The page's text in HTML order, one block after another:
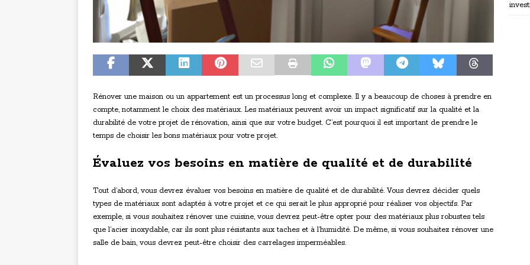
Rénover une maison ou un appartement est un processus long et complexe. Il y a beaucoup de choses à prendre en
compte, notamment le choix des matériaux. Les matériaux peuvent avoir un impact significatif sur la qualité et la
durabilité de votre projet de rénovation, ainsi que sur votre budget. C’est pourquoi il est important de prendre le
temps de choisir les bons matériaux pour votre projet.
Évaluez vos besoins en matière de qualité et de durabilité
Tout d’abord, vous devrez évaluer vos besoins en matière de qualité et de durabilité. Vous devrez décider quels
types de matériaux sont adaptés à votre projet et ce qui serait le plus approprié pour réaliser vos objectifs. Par
exemple, si vous souhaitez rénover une cuisine, vous devrez peut-être opter pour des matériaux plus robustes tels
que l’acier inoxydable, car ils sont plus résistants aux taches et à l’humidité. De même, si vous souhaitez rénover une
salle de bain, vous devrez peut-être choisir des carrelages imperméables.